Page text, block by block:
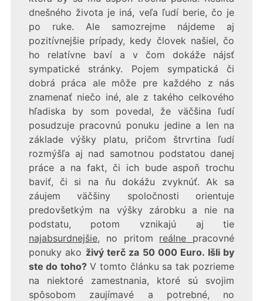
dnešného života je iná, veľa ľudí berie, čo je
po ruke. Ale samozrejme nájdeme aj
pozitívnejšie prípady, kedy človek našiel, čo
ho relatívne baví a v čom dokáže nájsť
sympatické stránky. Pojem sympatická či
dobrá práca ale môže pre každého z nás
znamenať niečo iné, ale z takého celkového
hľadiska by som povedal, že väčšina ľudí
posudzuje pracovnú ponuku jedine a len na
základe výšky platu, pričom štrvrtina ľudí
rozmýšľa aj nad samotnou podstatou danej
práce a na fakt, či ich bude aspoň trochu
baviť, či si na ňu dokážu zvyknúť. Ak sa
záujem väčšiny spoločnosti orientuje
predovšetkým na výšky zárobku a nie na
podstatu, potom vznikajú aj tie
najabsurdnejšie, no pritom reálne pracovné
ponuky ako živý terč za 50 000 Euro. Išli by
ste do toho?V tomto článku sa tak pozrieme
na niektoré zamestnania, ktoré sú svojim
spôsobom zaujímavé a potrebné, no